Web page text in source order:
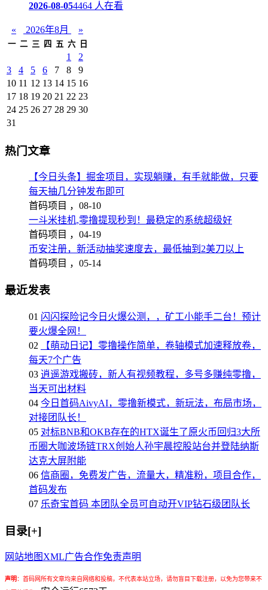
2026-08-054464 人在看
« 2026年8月 »
一 二 三 四 五 六 日
1
2
3
4 5 6 7 8
9
10 11 12 13 14 15 16
17 18 19 20 21 22 23
24 25 26 27 28 29 30
31
热门文章
【今日头条】掘金项目，实现躺赚，有手就能做，只要
每天抽几分钟发布即可
首码项目 ， 08-10
一斗米挂机,零撸提现秒到！最稳定的系统超级好
首码项目 ， 04-19
币安注册，新活动抽奖速度去，最低抽到2美刀以上
首码项目 ， 05-14
最近发表
01 闪闪探险记今日火爆公测，，矿工小能手二台！预计
要火爆全网！
02
【萌动日记】零撸操作简单，卷轴模式加速释放卷，
每天7个广告
03 逍遥游戏搬砖，新人有视频教程，多号多赚纯零撸，
当天可出材料
04 今日首码AivyAI，零撸新模式，新玩法，布局市场，
对接团队长！
05 对标BNB和OKB存在的HTX诞生了原火币回归3大所
币圈大咖波场链TRX创始人孙宇晨控股站台并登陆纳斯
达克大屏附能
06 信商圈，免费发广告，流量大，精准粉，项目合作，
首码发布
07 乐奇宝首码 本团队全员可自动开VIP钻石级团队长
目录[+]
网站地图 XML广告合作免责声明
声明： 首码网所有文章均来自网络和投稿，不代表本站立场，请勿盲目下载注册，以免为您带来不